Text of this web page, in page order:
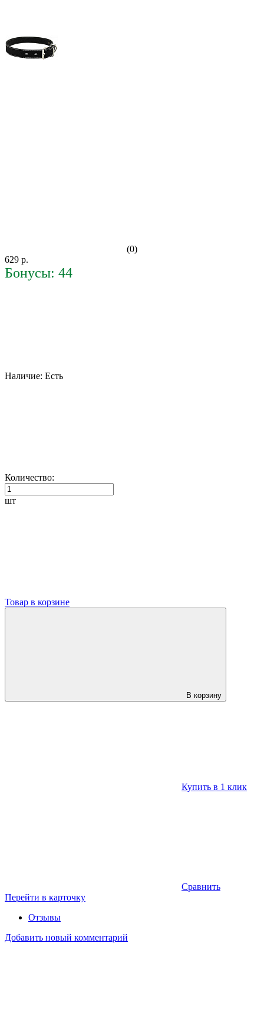
(0)
629 р.
Бонусы: 44
Наличие: Есть
Количество:
шт
Товар в корзине
В корзину
Купить в 1 клик
Сравнить
Перейти в карточку
Отзывы
Добавить новый комментарий